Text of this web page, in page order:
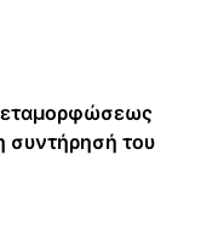
συντήρησή του